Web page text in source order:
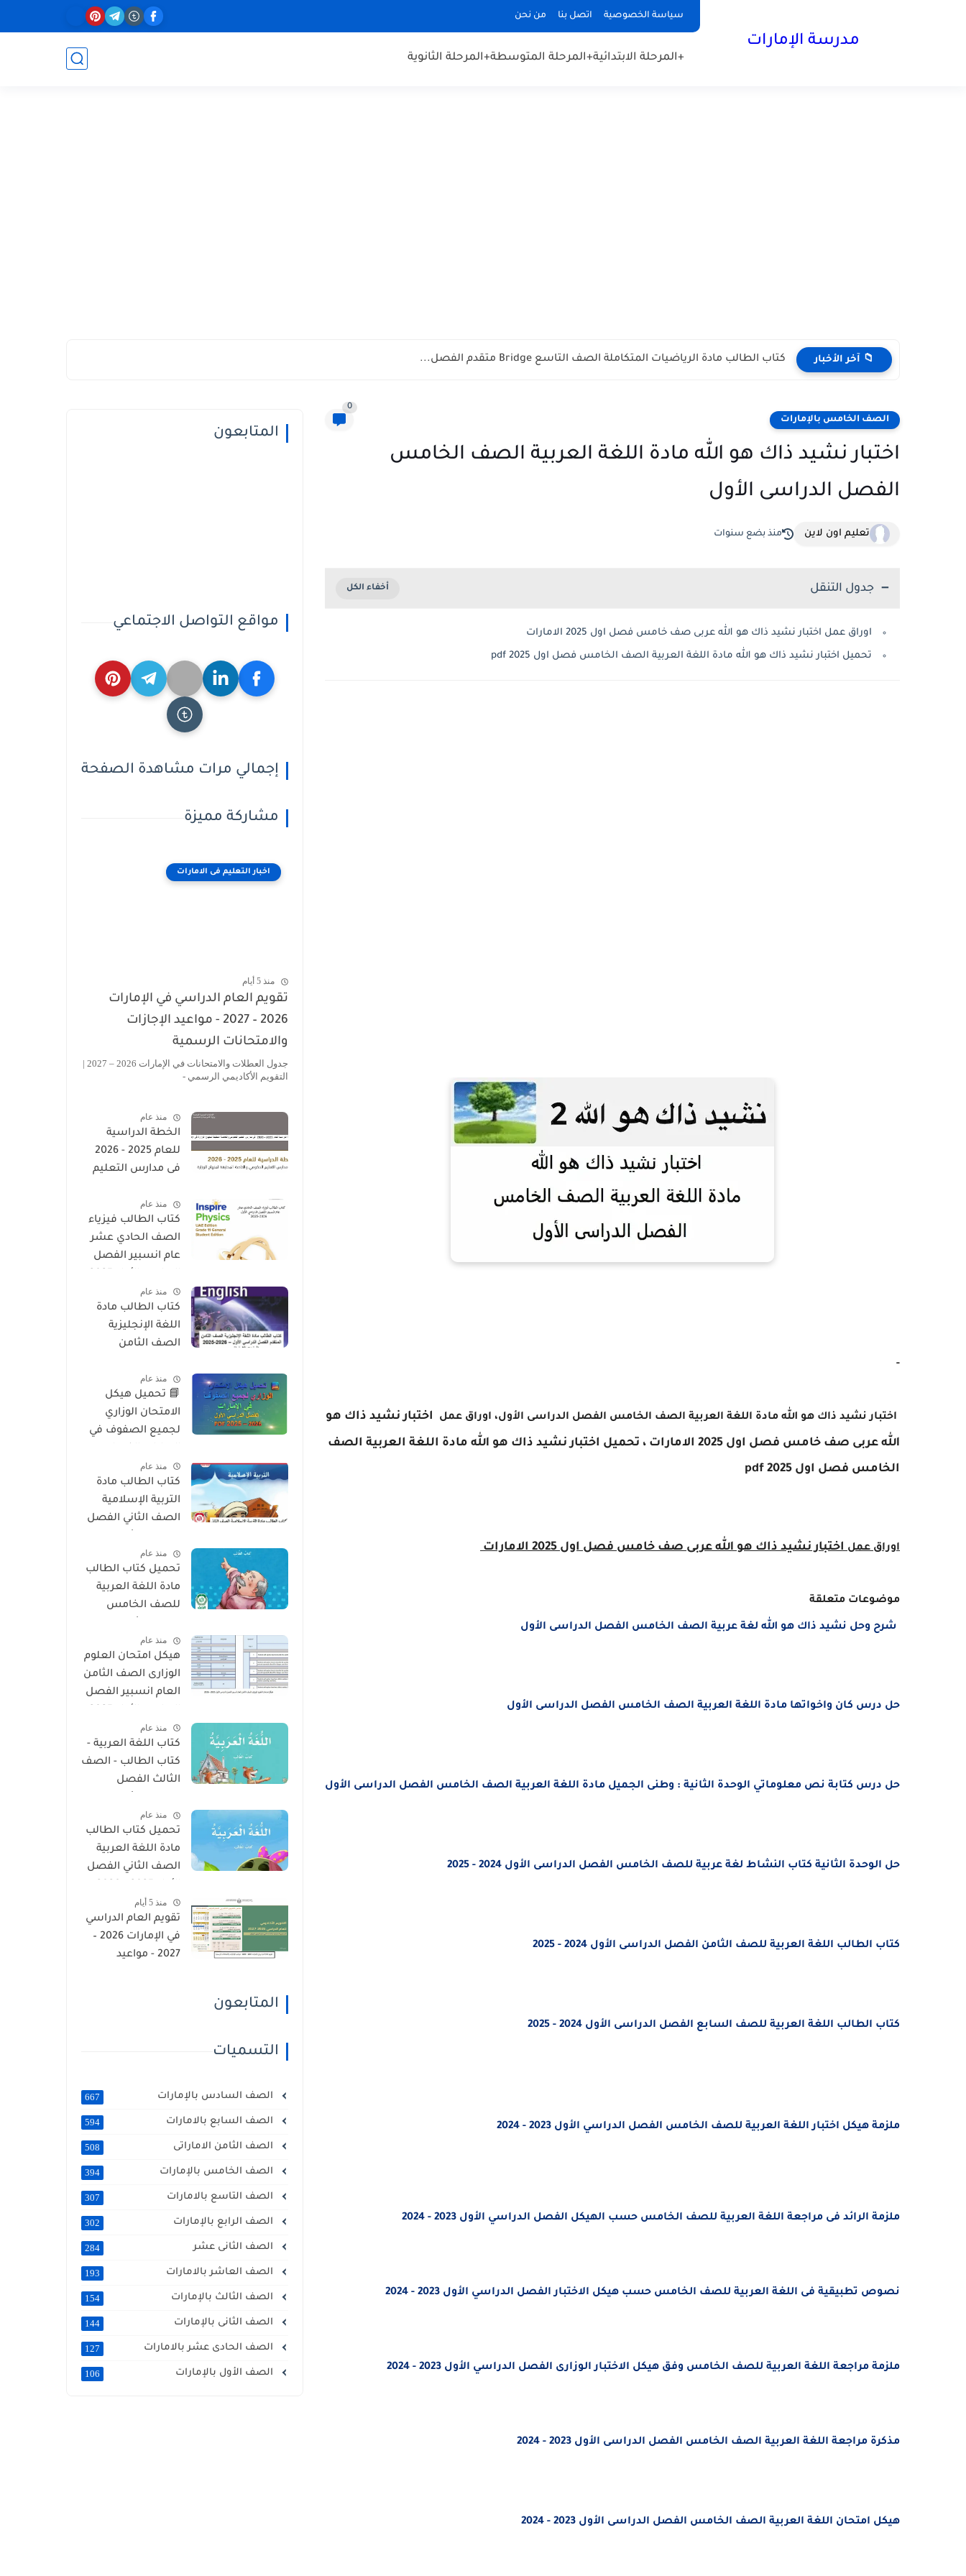
سياسة الخصوصية اتصل بنا من نحن
مدرسة الإمارات
+المرحلة الابتدائية+المرحلة المتوسطة+المرحلة الثانوية
📁 آخر الأخبار كتاب الطالب مادة الرياضيات المتكاملة الصف التاسع Bridge متقدم الفصل...
الصف الخامس بالإمارات
0
اختبار نشيد ذاك هو الله مادة اللغة العربية الصف الخامس
الفصل الدراسى الأول
تعليم اون لاين منذ بضع سنوات
جدول التنقل
اوراق عمل اختبار نشيد ذاك هو الله عربى صف خامس فصل اول 2025 الامارات
تحميل اختبار نشيد ذاك هو الله مادة اللغة العربية الصف الخامس فصل اول 2025 pdf
-
اختبار نشيد ذاك هو الله مادة اللغة العربية الصف الخامس الفصل الدراسى الأول، اوراق عمل اختبار نشيد ذاك هو
الله عربى صف خامس فصل اول 2025 الامارات ، تحميل اختبار نشيد ذاك هو الله مادة اللغة العربية الصف
الخامس فصل اول 2025 pdf
اوراق عملاختبار نشيد ذاك هو اللهعربى صف خامس فصل اول 2025 الامارات
موضوعات متعلقة
شرح وحل نشيد ذاك هو الله لغة عربية الصف الخامس الفصل الدراسى الأول
حل درس كان واخواتها مادة اللغة العربية الصف الخامس الفصل الدراسى الأول
حل درس كتابة نص معلوماتي الوحدة الثانية : وطنى الجميل مادة اللغة العربية الصف الخامس الفصل الدراسى الأول
حل الوحدة الثانية كتاب النشاط لغة عربية للصف الخامس الفصل الدراسى الأول 2024 - 2025
كتاب الطالب اللغة العربية للصف الثامن الفصل الدراسى الأول 2024 - 2025
كتاب الطالب اللغة العربية للصف السابع الفصل الدراسى الأول 2024 - 2025
ملزمة هيكل اختبار اللغة العربية للصف الخامس الفصل الدراسي الأول 2023 - 2024
ملزمة الرائد فى مراجعة اللغة العربية للصف الخامس حسب الهيكل الفصل الدراسي الأول 2023 - 2024
نصوص تطبيقية فى اللغة العربية للصف الخامس حسب هيكل الاختبارالفصل الدراسي الأول 2023 - 2024
ملزمة مراجعة اللغة العربية للصف الخامس وفق هيكل الاختبار الوزارى الفصل الدراسي الأول 2023 - 2024
مذكرة مراجعة اللغة العربية الصف الخامس الفصل الدراسى الأول 2023 - 2024
هيكل امتحان اللغة العربية الصف الخامس الفصل الدراسى الأول 2023 - 2024
المتابعون
مواقع التواصل الاجتماعي
إجمالي مرات مشاهدة الصفحة
مشاركة مميزة
اخبار التعليم فى الامارات
منذ 5 أيام
تقويم العام الدراسي في الإمارات
2026 – 2027 - مواعيد الإجازات
والامتحانات الرسمية
جدول العطلات والامتحانات في الإمارات 2026 – 2027 |
التقويم الأكاديمي الرسمي -
منذ عام
الخطة الدراسية
للعام 2025 - 2026
فى مدارس التعليم
المطبقة لمنهاج
الوزارة فى الامارات
منذ عام
كتاب الطالب فيزياء
الصف الحادي عشر
عام انسبير الفصل
2026منذ عام
كتاب الطالب مادة
اللغة الإنجليزية
الصف الثامن
2026 – المنهج
الإماراتي
منذ عام
📘 تحميل هيكل
الامتحان الوزاري
لجميع الصفوف في
2026 PDF
منذ عام
كتاب الطالب مادة
التربية الإسلامية
الصف الثاني الفصل
2026 منهج الاماراتمنذ عام
تحميل كتاب الطالب
مادة اللغة العربية
للصف الخامس
2026 منهج الإماراتمنذ عام
هيكل امتحان العلوم
الوزارى الصف الثامن
العام انسبير الفصل
2026منذ عام
كتاب اللغة العربية -
كتاب الطالب - الصف
الثالث الفصل
2026 منهج الإماراتمنذ عام
تحميل كتاب الطالب
مادة اللغة العربية
الصف الثاني الفصل
منهج الإمارات
منذ 5 أيام
تقويم العام الدراسي
في الإمارات 2026 –
2027 - مواعيد
المتابعون
التسميات
الصف السادس بالإمارات 667
الصف السابع بالامارات 594
الصف الثامن الاماراتى 508
الصف الخامس بالإمارات 394
الصف التاسع بالامارات 307
الصف الرابع بالإمارات 302
الصف الثانى عشر 284
الصف العاشر بالامارات 193
الصف الثالث بالإمارات 154
الصف الثانى بالإمارات 144
الصف الحادى عشر بالامارات 127
الصف الأول بالإمارات 106